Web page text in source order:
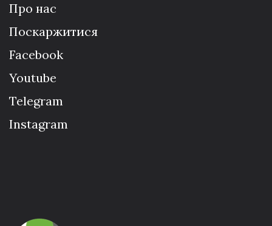
Про нас
Поскаржитися
Facebook
Youtube
Telegram
Instagram